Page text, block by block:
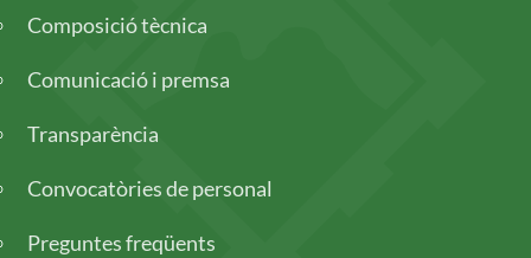
Composició tècnica
Comunicació i premsa
Transparència
Convocatòries de personal
Preguntes freqüents